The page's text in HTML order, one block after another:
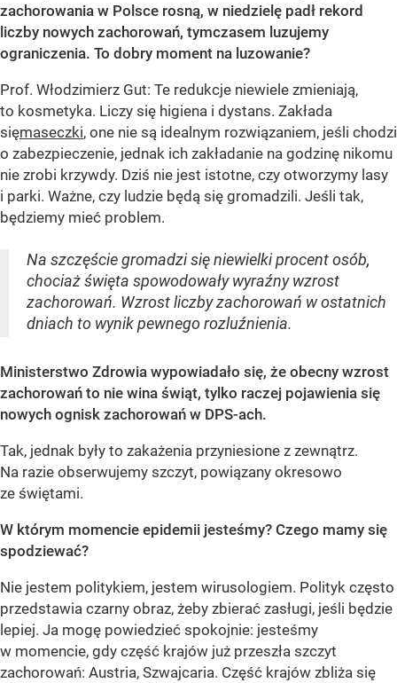
zachorowania w Polsce rosną, w niedzielę padł rekord
liczby nowych zachorowań, tymczasem luzujemy
ograniczenia. To dobry moment na luzowanie?
Prof. Włodzimierz Gut: Te redukcje niewiele zmieniają,
to kosmetyka. Liczy się higiena i dystans. Zakłada
sięmaseczki, one nie są idealnym rozwiązaniem, jeśli chodzi
o zabezpieczenie, jednak ich zakładanie na godzinę nikomu
nie zrobi krzywdy. Dziś nie jest istotne, czy otworzymy lasy
i parki. Ważne, czy ludzie będą się gromadzili. Jeśli tak,
będziemy mieć problem.
Na szczęście gromadzi się niewielki procent osób,
chociaż święta spowodowały wyraźny wzrost
zachorowań. Wzrost liczby zachorowań w ostatnich
dniach to wynik pewnego rozluźnienia.
Ministerstwo Zdrowia wypowiadało się, że obecny wzrost
zachorowań to nie wina świąt, tylko raczej pojawienia się
nowych ognisk zachorowań w DPS-ach.
Tak, jednak były to zakażenia przyniesione z zewnątrz.
Na razie obserwujemy szczyt, powiązany okresowo
ze świętami.
W którym momencie epidemii jesteśmy? Czego mamy się
spodziewać?
Nie jestem politykiem, jestem wirusologiem. Polityk często
przedstawia czarny obraz, żeby zbierać zasługi, jeśli będzie
lepiej. Ja mogę powiedzieć spokojnie: jesteśmy
w momencie, gdy część krajów już przeszła szczyt
zachorowań: Austria, Szwajcaria. Część krajów zbliża się